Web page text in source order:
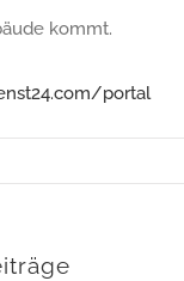
kommt.
portal